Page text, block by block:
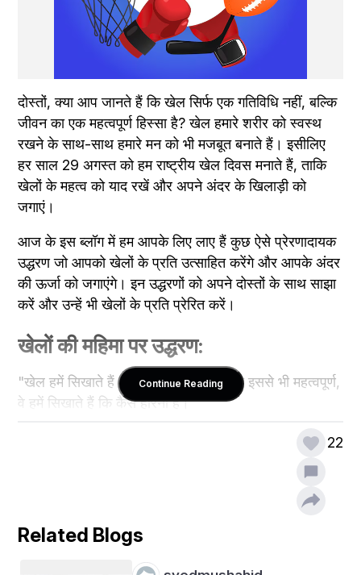
दोस्तों, क्या आप जानते हैं कि खेल सिर्फ एक गतिविधि नहीं, बल्कि
जीवन का एक महत्वपूर्ण हिस्सा है? खेल हमारे शरीर को स्वस्थ
रखने के साथ-साथ हमारे मन को भी मजबूत बनाते हैं। इसीलिए
हर साल 29 अगस्त को हम राष्ट्रीय खेल दिवस मनाते हैं, ताकि
खेलों के महत्व को याद रखें और अपने अंदर के खिलाड़ी को
जगाएं।
आज के इस ब्लॉग में हम आपके लिए लाए हैं कुछ ऐसे प्रेरणादायक
उद्धरण जो आपको खेलों के प्रति उत्साहित करेंगे और आपके अंदर
की ऊर्जा को जगाएंगे। इन उद्धरणों को अपने दोस्तों के साथ साझा
करें और उन्हें भी खेलों के प्रति प्रेरित करें।
खेलों की महिमा पर उद्धरण:
"खेल हमें सिखाते हैं कि कैसे जीतना है, लेकिन इससे भी महत्वपूर्ण,
वे हमें सिखाते हैं कि कैसे हारना है।"
"खेल एक ऐसा मैदान है जहाँ हम अपने सपनों को साकार कर
"खेल हमें शारीरिक और मानसिक रूप से मजबूत बनाते हैं।"
"खेल हमें अपने अंदर की प्रतिभा को पहचानने और उसे निखारने
Continue Reading
22
Related Blogs